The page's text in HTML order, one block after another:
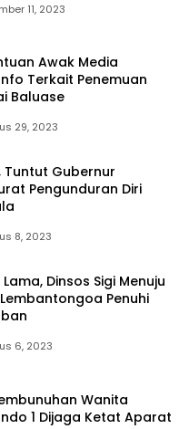
11, 2023
Awak Media
Terkait Penemuan
Baluase
29, 2023
Tuntut Gubernur
Pengunduran Diri
8, 2023
Dinsos Sigi Menuju
Penuhi
6, 2023
Wanita
1 Dijaga Ketat Aparat